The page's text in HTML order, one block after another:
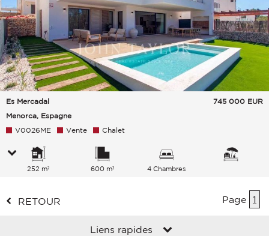
Es Mercadal
Menorca, Espagne
745 000 EUR
V0026ME Vente Chalet
252 m² 600 m² 4 Chambres
RETOUR Page 1
Liens rapides